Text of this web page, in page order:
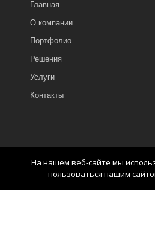
Главная
О компании
Портфолио
Решения
Услуги
Контакты
На нашем веб-сайте мы
пользоваться нашим